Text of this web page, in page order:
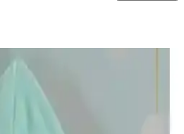
Serisi Bornoz
Nemesis serisi bornozların özellikleri,
detaylı şekilde incelenerek,